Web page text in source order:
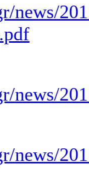
news/
/news/
/news/